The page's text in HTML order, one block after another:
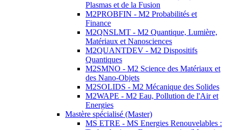
Plasmas et de la Fusion
M2PROBFIN - M2 Probabilités et
Finance
M2QNSLMT - M2 Quantique, Lumière,
Matériaux et Nanosciences
M2QUANTDEV - M2 Dispositifs
Quantiques
M2SMNO - M2 Science des Matériaux et
des Nano-Objets
M2SOLIDS - M2 Mécanique des Solides
M2WAPE - M2 Eau, Pollution de l'Air et
Energies
Mastère spécialisé (Master)
MS ETRE - MS Energies Renouvelables :